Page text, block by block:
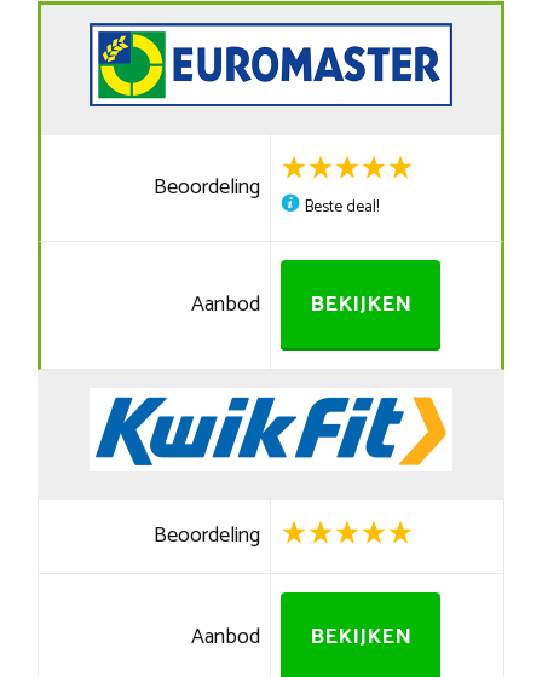
Beoordeling
Beste deal!
Aanbod BEKIJKEN
Beoordeling
Aanbod BEKIJKEN